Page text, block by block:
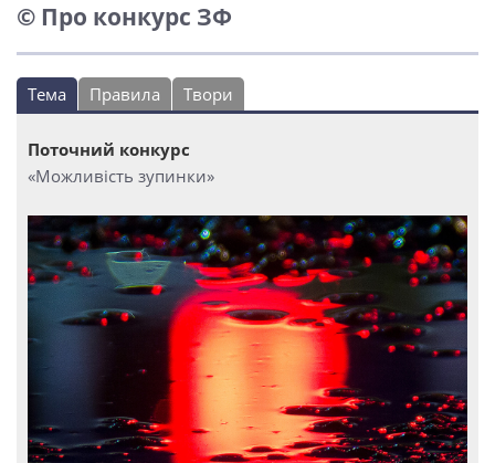
© Про конкурс ЗФ
Тема Правила Твори
Поточний конкурс
«Можливість зупинки»